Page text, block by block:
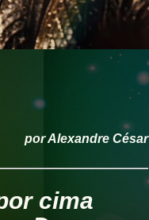
por Alexandre César
cima